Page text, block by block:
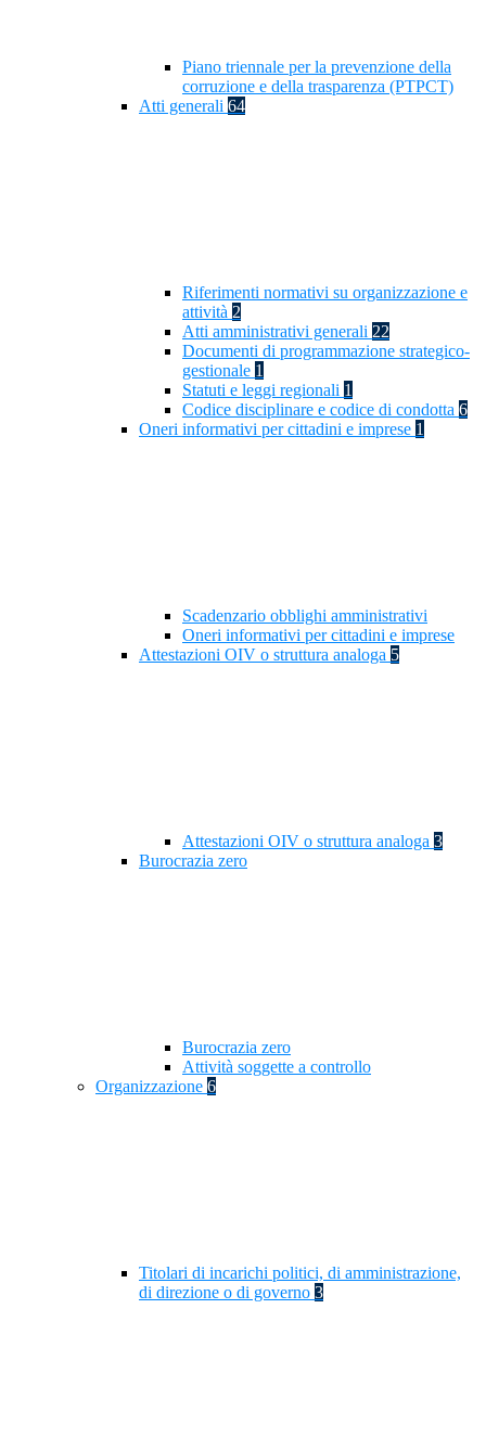
Piano triennale per la prevenzione della
corruzione e della trasparenza (PTPCT)
Atti generali 64
Riferimenti normativi su organizzazione e
attività 2
Atti amministrativi generali 22
Documenti di programmazione strategico-
gestionale 1
Statuti e leggi regionali 1
Codice disciplinare e codice di condotta 6
Oneri informativi per cittadini e imprese 1
Scadenzario obblighi amministrativi
Oneri informativi per cittadini e imprese
Attestazioni OIV o struttura analoga 5
Attestazioni OIV o struttura analoga 3
Burocrazia zero
Burocrazia zero
Attività soggette a controllo
Organizzazione 6
Titolari di incarichi politici, di amministrazione,
di direzione o di governo 3